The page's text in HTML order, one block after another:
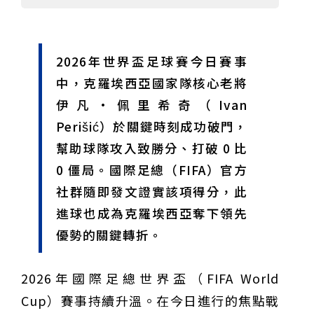
綠營中投參選人合體 拋「中投新市鎮」 交通與醫療跨
域治理成焦點
夜市變廟會！山邊媽、旱溪媽、大庄媽三媽首度齊巡逢
「王建民建仔旋風」引爆世代傳承鐵觀音節政大登場 結合大文山友善食農與地方創生
臺德技職教育深層對話！德國Walther Rathenau師生
課堂搬到菜市場！北市13校「游於藝」成果展 導覽小
尖兵用藝術「說」出千年風俗
20年淬鍊！貓空纜車運量突破4,000萬人次 「天空綠
洲」成國際打卡新地標
熊鷹羽毛與保育的兩難！金甌女中師生齊聚《飛吧！熊
鷹》特映會 深化原民文化與生態永續教育
29件神級作品齊聚葫蘆墩！「藝馬登豐」2026台灣工
藝之家聯展震撼登場
跨越百年的生物觀測！科博館、成大《時空丈量師》特
展：讓典藏標本說出氣候變遷真相
睽違七年！精品郵輪「島嶼天空號」首航臺中港 參山處
攜手縣市熱情迎賓
金牌搖籃驚傳「球荒」！江啟臣偕運彩公會挺萬和國
中，捐贈 1800 顆羽球助小將 4 月全中運奪金
台中》15分鐘的診療，13年的堅持！ 中山醫大牙醫系
跨海義診13年
2026年世界盃足球賽今日賽事
中，克羅埃西亞國家隊核心老將
伊凡·佩里希奇（Ivan
Perišić）於關鍵時刻成功破門，
幫助球隊攻入致勝分、打破 0 比
0 僵局。國際足總（FIFA）官方
社群隨即發文證實該項得分，此
進球也成為克羅埃西亞奪下領先
優勢的關鍵轉折。
2026年國際足總世界盃（FIFA World
Cup）賽事持續升溫。在今日進行的焦點戰